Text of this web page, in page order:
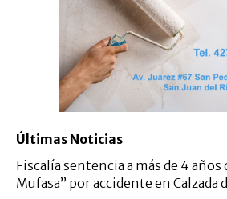
Últimas Noticias
Fiscalía sentencia a más de 4 años
Mufasa” por accidente en Calzada